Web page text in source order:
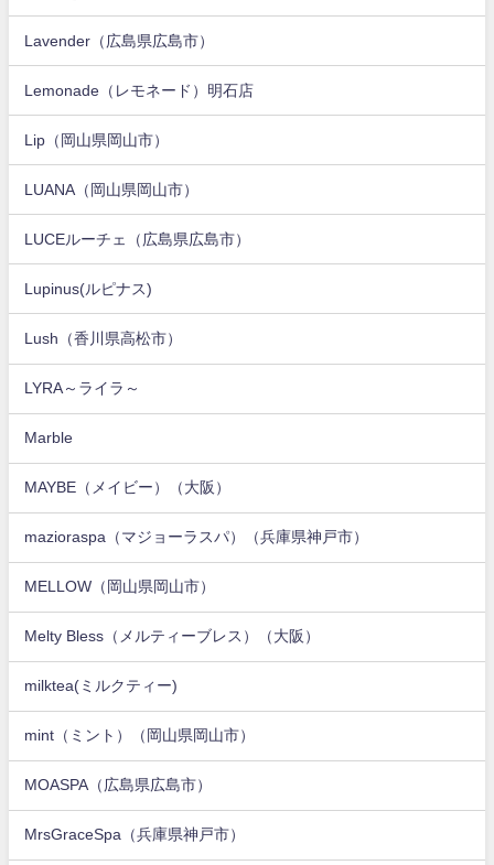
Lavender（広島県広島市）
Lemonade（レモネード）明石店
Lip（岡山県岡山市）
LUANA（岡山県岡山市）
LUCEルーチェ（広島県広島市）
Lupinus(ルピナス)
Lush（香川県高松市）
LYRA～ライラ～
Marble
MAYBE（メイビー）（大阪）
mazioraspa（マジョーラスパ）（兵庫県神戸市）
MELLOW（岡山県岡山市）
Melty Bless（メルティーブレス）（大阪）
milktea(ミルクティー)
mint（ミント）（岡山県岡山市）
MOASPA（広島県広島市）
MrsGraceSpa（兵庫県神戸市）